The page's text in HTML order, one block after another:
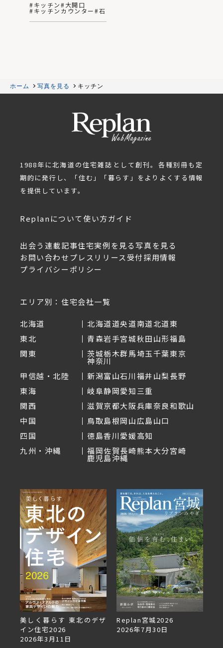
#キッチン#大開口
#キッチンカウンター#石
ホーム 写真を見る キッチン
1988年に北海道の住宅雑誌として創刊。各種別冊も定
期的に発行し、「住む」「暮らす」をよりよくする情報
を提供しています。
Replanについて使い方ガイド
出会う 連載記事住宅実例を見る写真を見る
お問い合わせ プレスリリース受付採用情報
プライバシーポリシー
エリア別：住宅会社一覧
北海道 北海道道央道南道北道東
東北
青森岩手宮城秋田山形福島
関東
茨城栃木群馬埼玉千葉東京
神奈川
甲信越・北陸
新潟富山石川福井山梨長野
東海
岐阜静岡愛知三重
関西
滋賀京都大阪兵庫奈良和歌山
中国
鳥取島根岡山広島山口
四国
徳島香川愛媛高知
九州・沖縄
福岡佐賀長崎熊本大分宮崎
鹿児島沖縄
美しく暮らす 東北のデザ
イン住宅2026
2026年3月11日
Replan宮城2026
2026年7月30日